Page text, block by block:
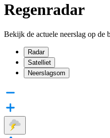
Regenradar
Bekijk de actuele neerslag op de
Radar
Satelliet
Neerslagsom